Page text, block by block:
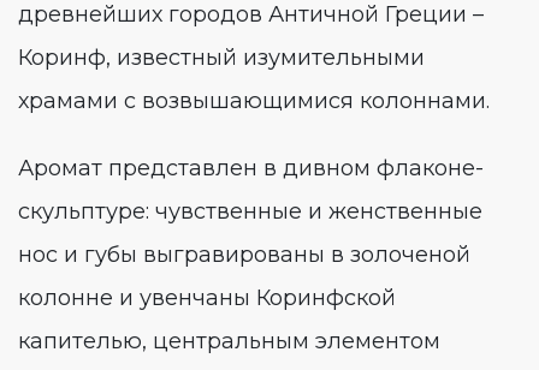
древнейших городов Античной Греции –
Коринф, известный изумительными
храмами с возвышающимися колоннами.
Аромат представлен в дивном флаконе-
скульптуре: чувственные и женственные
нос и губы выгравированы в золоченой
колонне и увенчаны Коринфской
капителью, центральным элементом